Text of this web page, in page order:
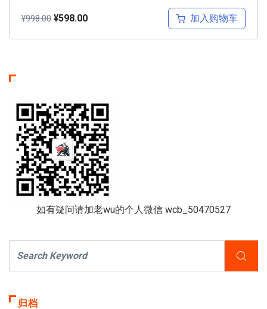
¥998.00 ¥598.00 加入购物车
如有疑问请加老wu的个人微信 wcb_50470527
归档